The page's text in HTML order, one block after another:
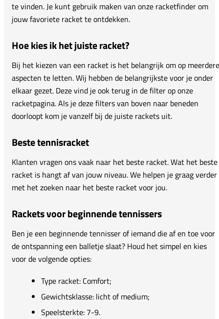
te vinden. Je kunt gebruik maken van onze racketfinder om
jouw favoriete racket te ontdekken.
Hoe kies ik het juiste racket?
Bij het kiezen van een racket is het belangrijk om op meerdere
aspecten te letten. Wij hebben de belangrijkste voor je onder
elkaar gezet. Deze vind je ook terug in de filter op onze
racketpagina. Als je deze filters van boven naar beneden
doorloopt kom je vanzelf bij de juiste rackets uit.
Beste tennisracket
Klanten vragen ons vaak naar het beste racket. Wat het beste
racket is hangt af van jouw niveau. We helpen je graag verder
met het zoeken naar het beste racket voor jou.
Rackets voor beginnende tennissers
Ben je een beginnende tennisser of iemand die af en toe voor
de ontspanning een balletje slaat? Houd het simpel en kies
voor de volgende opties:
Type racket: Comfort;
Gewichtsklasse: licht of medium;
Speelsterkte: 7-9.